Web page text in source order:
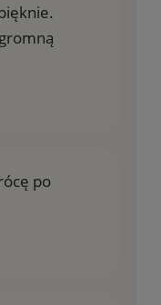
po